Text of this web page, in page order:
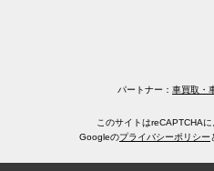
パートナー： 車買取・
このサイトはreCAPTCHAに
Googleのプライバシーポリシー